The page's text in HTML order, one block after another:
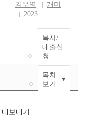
김우영
개미
2023
복사/
대출신
청
목차
보기
내보내기